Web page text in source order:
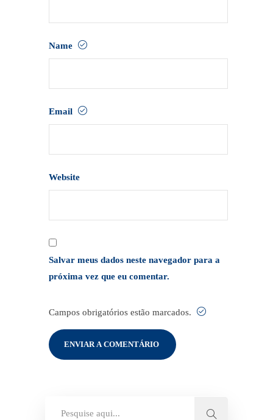
Name
Email
Website
Salvar meus dados neste navegador para a
próxima vez que eu comentar.
Campos obrigatórios estão marcados.